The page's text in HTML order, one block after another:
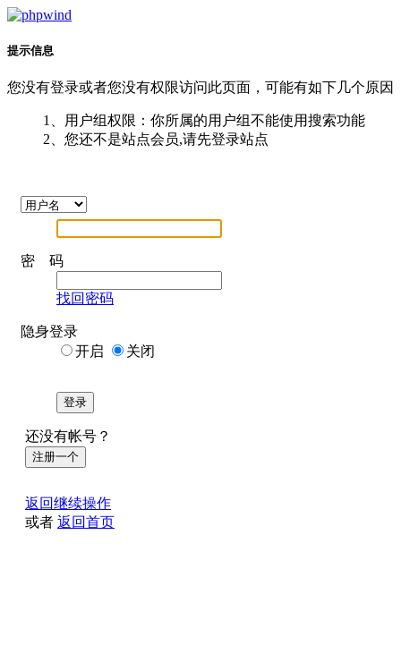
提示信息
您没有登录或者您没有权限访问此页面，可能有如下几个原因
1、用户组权限：你所属的用户组不能使用搜索功能
2、您还不是站点会员,请先登录站点
密 码
找回密码
隐身登录
开启
关闭
登录
还没有帐号？
注册一个
返回继续操作
或者 返回首页